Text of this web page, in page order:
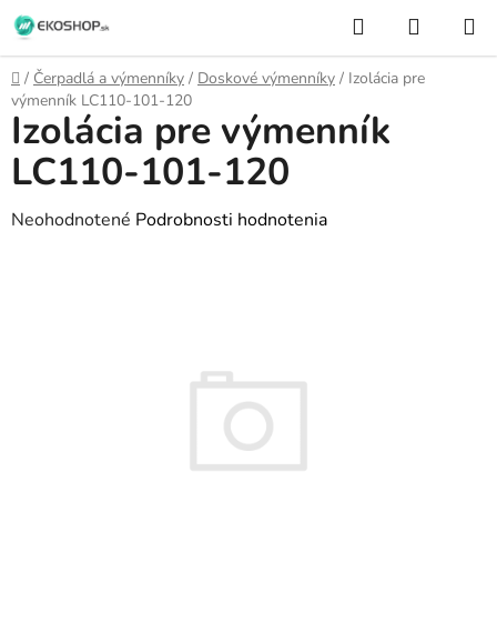
Prejsť
na
obsah
Hľadať
KOŠÍK
Domov
/ Čerpadlá a výmenníky / Doskové výmenníky / Izolácia pre
výmenník LC110-101-120
Izolácia pre výmenník
LC110-101-120
Priemerné
Neohodnotené Podrobnosti hodnotenia